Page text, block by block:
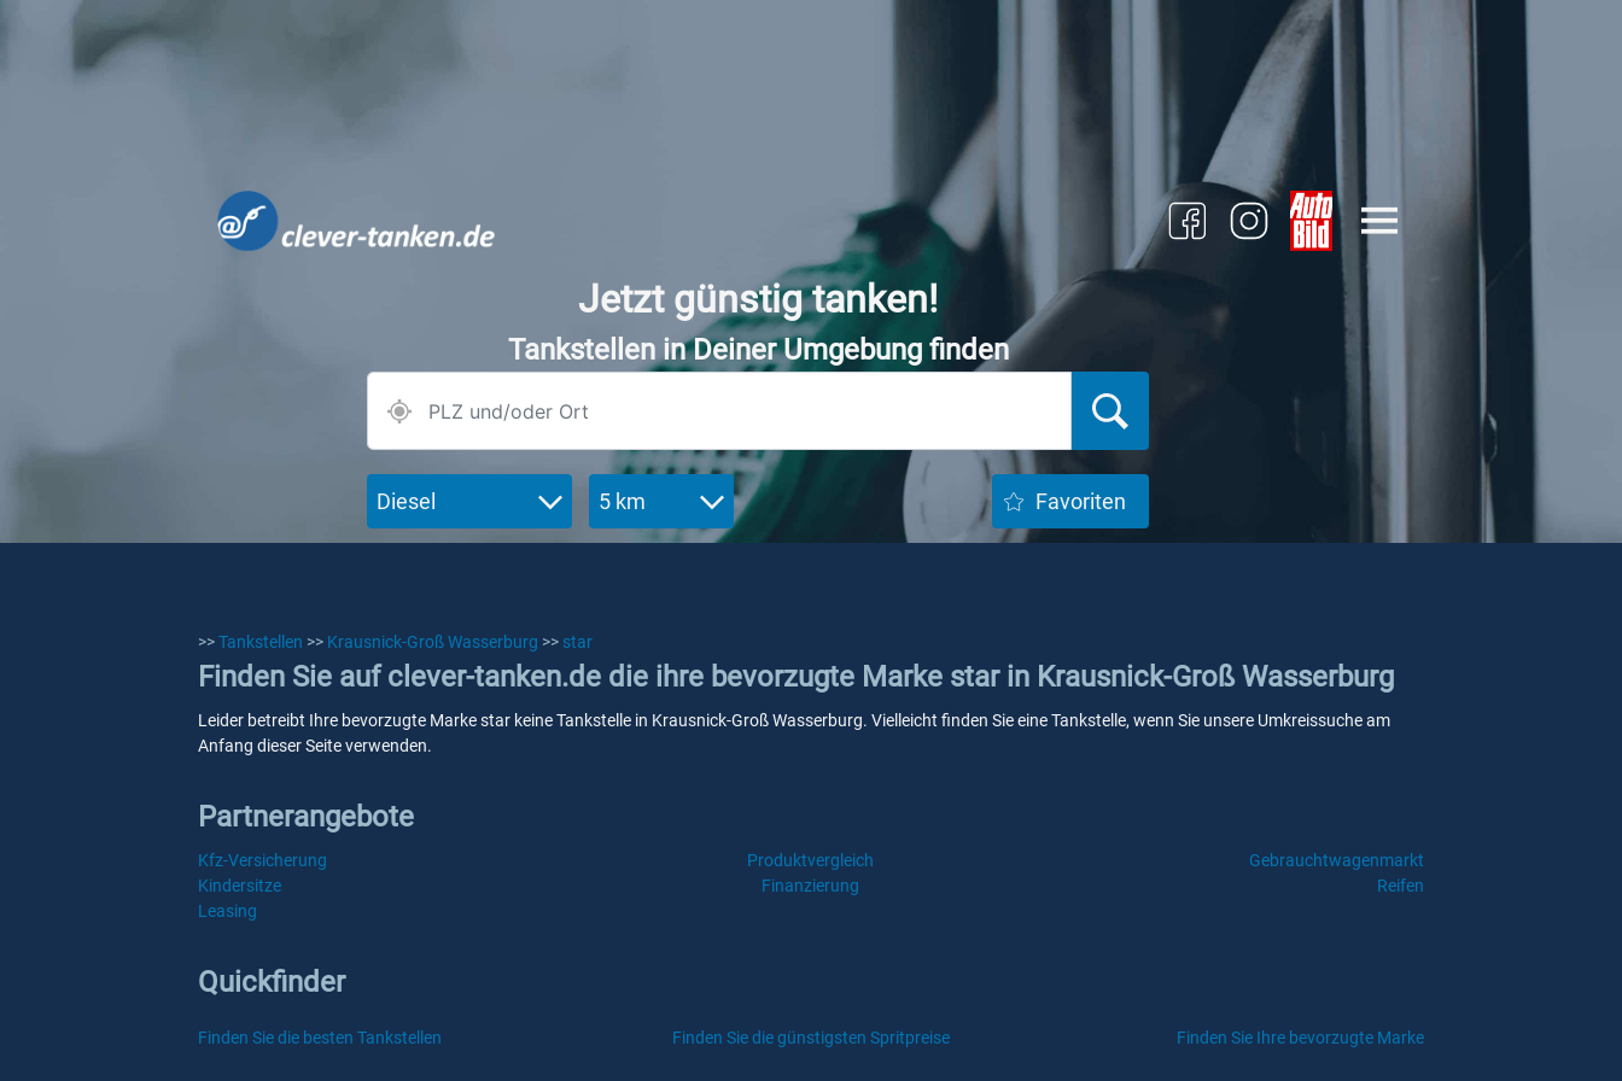
Jetzt günstig tanken!
Tankstellen in Deiner Umgebung finden
Diesel 5 km Favoriten
>>Tankstellen >> Krausnick-Groß Wasserburg >> star
Finden Sie auf clever-tanken.de die ihre bevorzugte Marke star in Krausnick-Groß Wasserburg
Leider betreibt Ihre bevorzugte Marke star keine Tankstelle in Krausnick-Groß Wasserburg. Vielleicht finden Sie eine Tankstelle, wenn Sie unsere Umkreissuche am
Anfang dieser Seite verwenden.
Partnerangebote
Kfz-Versicherung Produktvergleich
Gebrauchtwagenmarkt
Kindersitze
Finanzierung
Reifen
Leasing
Quickfinder
Finden Sie die besten Tankstellen Finden Sie die günstigsten Spritpreise Finden Sie Ihre bevorzugte Marke